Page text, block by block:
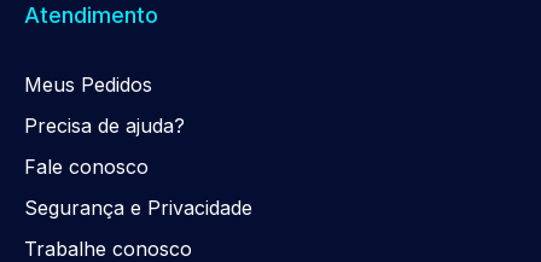
Atendimento
Meus Pedidos
Precisa de ajuda?
Fale conosco
Segurança e Privacidade
Trabalhe conosco